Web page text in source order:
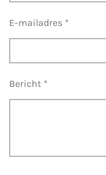
E-mailadres *
Bericht *